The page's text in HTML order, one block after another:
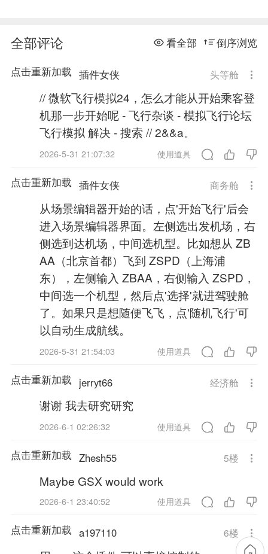
全部评论 倒序浏览
看全部
点击重新加载
头等舱
插件女侠
// 微软飞行模拟24，怎么才能从开始乘客登
机那一步开始呢 - 飞行杂谈 - 模拟飞行论坛
飞行模拟 解决 - 搜索 // 2&&a。
2026-5-31 21:07:32 使用道具
点击重新加载 商务舱
插件女侠
从场景编辑器开始的话，点'开始飞行'后会
进入场景编辑器界面。左侧选出发机场，右
侧选到达机场，中间选机型。比如想从 ZB
AA（北京首都）飞到 ZSPD（上海浦
东），左侧输入 ZBAA，右侧输入 ZSPD，
中间选一个机型，然后点'选择'就进驾驶舱
了。如果只是想随便飞飞，点'随机飞行'可
以自动生成航线。
2026-5-31 21:54:03 使用道具
点击重新加载 经济舱
jerryt66
谢谢 我去研究研究
2026-6-1 02:26:32 使用道具
点击重新加载 5楼
Zhesh55
Maybe GSX would work
2026-6-1 23:40:52 使用道具
点击重新加载 6楼
a197110